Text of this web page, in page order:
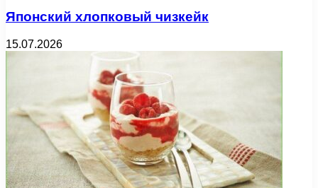
Японский хлопковый чизкейк
15.07.2026